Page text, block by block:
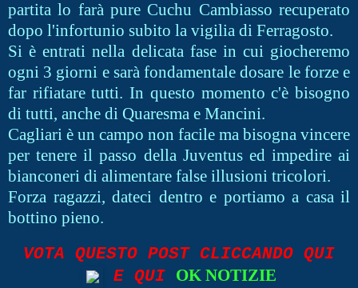
partita lo farà pure Cuchu Cambiasso recuperato
dopo l'infortunio subito la vigilia di Ferragosto.
Si è entrati nella delicata fase in cui giocheremo
ogni 3 giorni e sarà fondamentale dosare le forze e
far rifiatare tutti. In questo momento c'è bisogno
di tutti, anche di Quaresma e Mancini.
Cagliari è un campo non facile ma bisogna vincere
per tenere il passo della Juventus ed impedire ai
bianconeri di alimentare false illusioni tricolori.
Forza ragazzi, dateci dentro e portiamo a casa il
bottino pieno.
VOTA QUESTO POST CLICCANDO QUI
E QUI
OK NOTIZIE